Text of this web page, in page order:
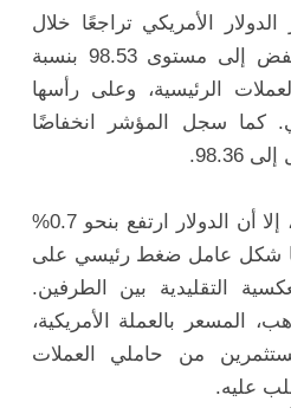
الأمريكي تراجعًا خلال
جلسة الجمعة، حيث انخفض إلى مستوى 98.53 بنسبة
الرئيسية، وعلى رأسها
كما سجل المؤشر انخفاضًا
ورغم هذا التراجع اليومي، إلا أن الدولار ارتفع بنحو 0.7%
ما شكل عامل ضغط رئيسي على
التقليدية بين الطرفين.
المسعر بالعملة الأمريكية،
من حاملي العملات
عليه.